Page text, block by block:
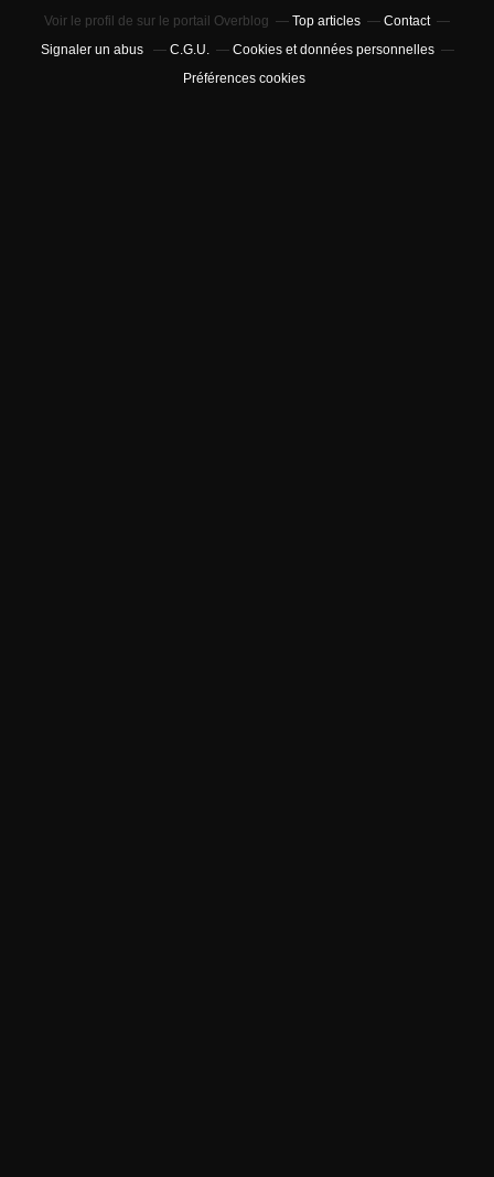
Voir le profil de sur le portail Overblog Top articles
Contact
Signaler un abus
C.G.U.
Cookies et données personnelles
Préférences cookies